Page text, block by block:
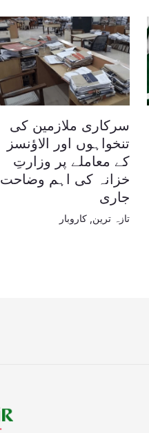
سرکاری ملازمین کی
تنخواہوں اور الاؤنسز
کے معاملے پر وزارتِ
خزانہ کی اہم وضاحت
جاری
تازہ ترین کاروبار